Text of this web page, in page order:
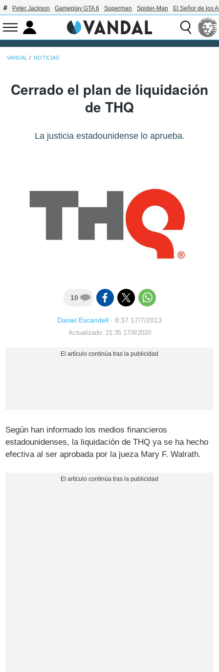
Peter Jackson Gameplay GTA 6 Superman Spider-Man El Señor de los
VANDAL NOTICIAS
Cerrado el plan de liquidación
de THQ
La justicia estadounidense lo aprueba.
10
Daniel Escandell · 8:37 17/7/2013
Actualizado: 21:35 17/8/2020
Según han informado los medios financieros
estadounidenses, la liquidación de THQ ya se ha hecho
efectiva al ser aprobada por la jueza Mary F. Walrath.